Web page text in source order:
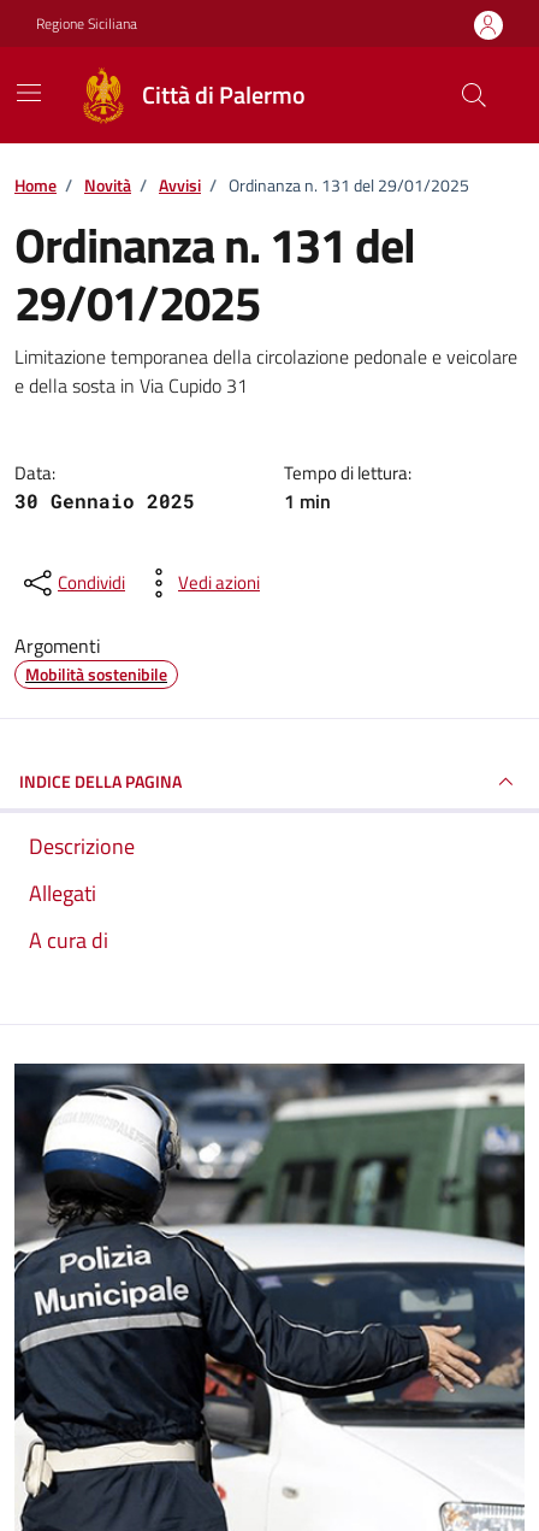
Vai ai contenuti
Vai al footer
Regione Siciliana
Città di Palermo
Home / Novità / Avvisi / Ordinanza n. 131 del 29/01/2025
Ordinanza n. 131 del
29/01/2025
Dettagli della notizia
Limitazione temporanea della circolazione pedonale e veicolare
e della sosta in Via Cupido 31
Data:
30 Gennaio 2025
Tempo di lettura:
1 min
Condividi Vedi azioni
Argomenti
Mobilità sostenibile
INDICE DELLA PAGINA
Descrizione
Allegati
A cura di